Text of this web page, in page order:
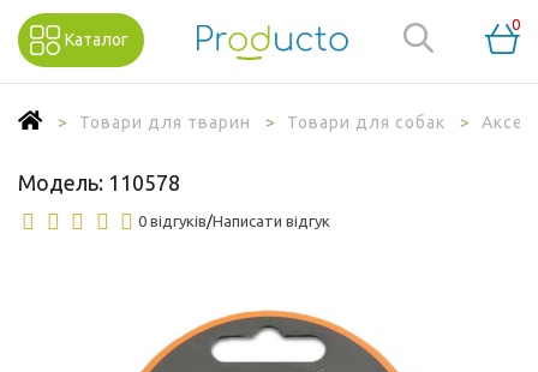
Каталог
0
Товари для тварин Товари для собак
Модель: 110578
0 відгуків/Написати відгук